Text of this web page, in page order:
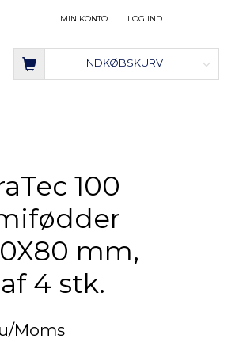
LOG IND
MIN KONTO
INDKØBSKURV
100
mm,
4 stk.
u/Moms